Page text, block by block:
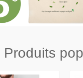
Produits